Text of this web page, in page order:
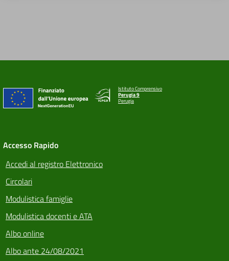
Istituto Comprensivo
Perugia 9
Perugia
Accesso Rapido
Accedi al registro Elettronico
Circolari
Modulistica famiglie
Modulistica docenti e ATA
Albo online
Albo ante 24/08/2021